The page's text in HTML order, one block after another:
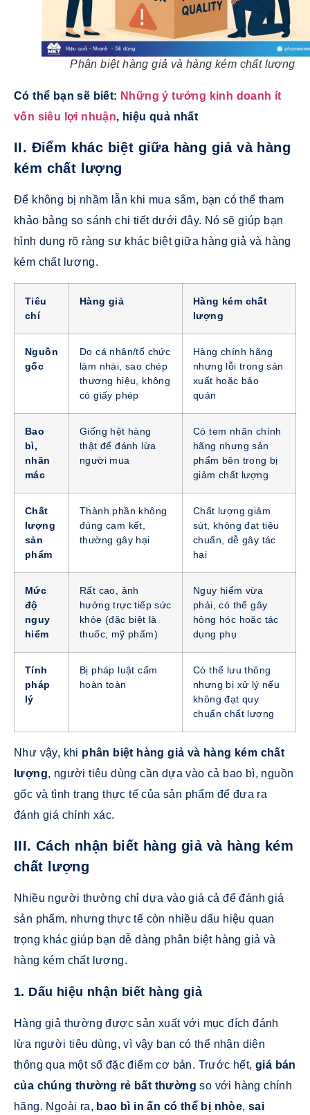
Phân biệt hàng giả và hàng kém chất lượng
Có thể bạn sẽ biết: Những ý tưởng kinh doanh ít
vốn siêu lợi nhuận, hiệu quả nhất
II. Điểm khác biệt giữa hàng giả và hàng
kém chất lượng
Để không bị nhầm lẫn khi mua sắm, bạn có thể tham
khảo bảng so sánh chi tiết dưới đây. Nó sẽ giúp bạn
hình dung rõ ràng sự khác biệt giữa hàng giả và hàng
kém chất lượng.
Tiêu
chí
Hàng giả
Hàng kém chất
lượng
Nguồn
gốc
Do cá nhân/tổ chức
làm nhái, sao chép
thương hiệu, không
có giấy phép
Hàng chính hãng
nhưng lỗi trong sản
xuất hoặc bảo
quản
Bao
bì,
nhãn
mác
Giống hệt hàng
thật để đánh lừa
người mua
Có tem nhãn chính
hãng nhưng sản
phẩm bên trong bị
giảm chất lượng
Chất
lượng
sản
phẩm
Thành phần không
đúng cam kết,
thường gây hại
Chất lượng giảm
sút, không đạt tiêu
chuẩn, dễ gây tác
hại
Mức
độ
nguy
hiểm
Rất cao, ảnh
hưởng trực tiếp sức
khỏe (đặc biệt là
thuốc, mỹ phẩm)
Nguy hiểm vừa
phải, có thể gây
hỏng hóc hoặc tác
dụng phụ
Tính
pháp
lý
Bị pháp luật cấm
hoàn toàn
Có thể lưu thông
nhưng bị xử lý nếu
không đạt quy
chuẩn chất lượng
Như vậy, khi phân biệt hàng giả và hàng kém chất
lượng, người tiêu dùng cần dựa vào cả bao bì, nguồn
gốc và tình trạng thực tế của sản phẩm để đưa ra
đánh giá chính xác.
III. Cách nhận biết hàng giả và hàng kém
chất lượng
Nhiều người thường chỉ dựa vào giá cả để đánh giá
sản phẩm, nhưng thực tế còn nhiều dấu hiệu quan
trọng khác giúp bạn dễ dàng phân biệt hàng giả và
hàng kém chất lượng.
1. Dấu hiệu nhận biết hàng giả
Hàng giả thường được sản xuất với mục đích đánh
lừa người tiêu dùng, vì vậy bạn có thể nhận diện
thông qua một số đặc điểm cơ bản. Trước hết, giá bán
của chúng thường rẻ bất thường so với hàng chính
hãng. Ngoài ra, bao bì in ấn có thể bị nhòe,sai